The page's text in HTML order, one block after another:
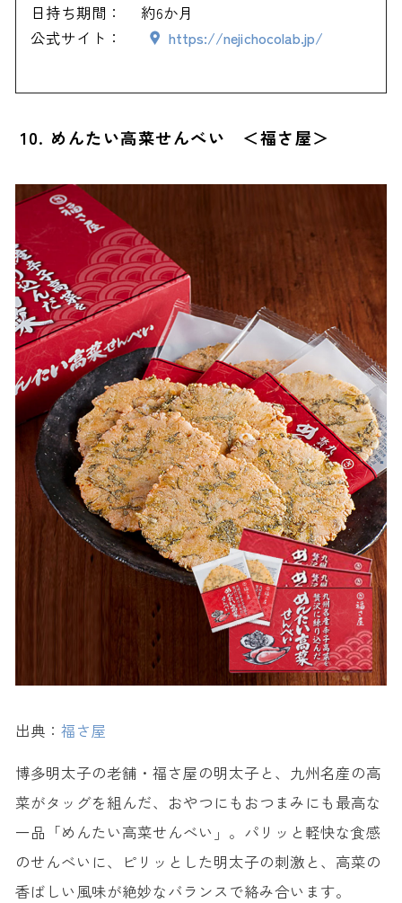
日持ち期間：
約6か月
公式サイト：
https://nejichocolab.jp/
10. めんたい高菜せんべい ＜福さ屋＞
出典： 福さ屋
博多明太子の老舗・福さ屋の明太子と、九州名産の高
菜がタッグを組んだ、おやつにもおつまみにも最高な
一品「めんたい高菜せんべい」。パリッと軽快な食感
のせんべいに、ピリッとした明太子の刺激と、高菜の
香ばしい風味が絶妙なバランスで絡み合います。